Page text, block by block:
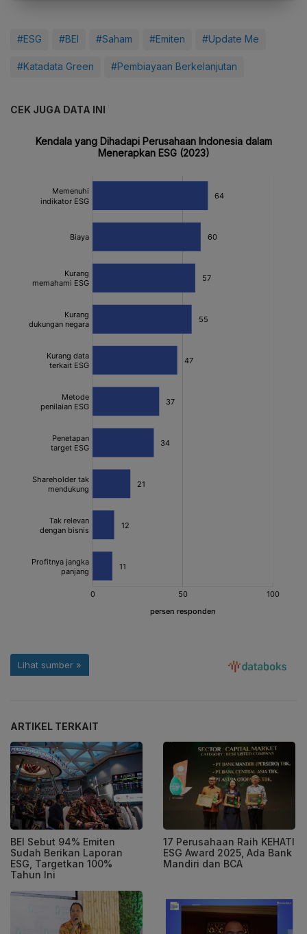
#ESG #BEI #Saham #Emiten #Update Me
#Katadata Green #Pembiayaan Berkelanjutan
CEK JUGA DATA INI
ARTIKEL TERKAIT
BEI Sebut 94% Emiten
Sudah Berikan Laporan
ESG, Targetkan 100%
Tahun Ini
17 Perusahaan Raih KEHATI
ESG Award 2025, Ada Bank
Mandiri dan BCA